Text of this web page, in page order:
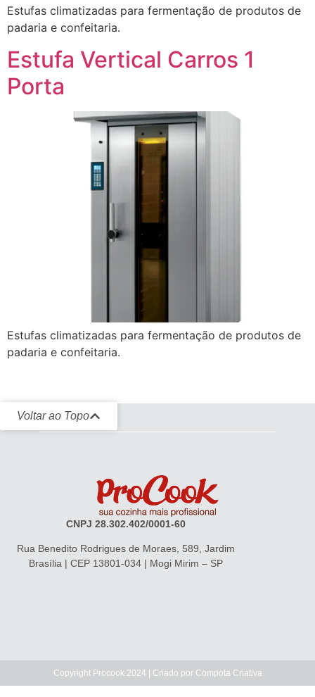
Estufas climatizadas para fermentação de produtos de
padaria e confeitaria.
Estufa Vertical Carros 1
Porta
Estufas climatizadas para fermentação de produtos de
padaria e confeitaria.
Voltar ao Topo
CNPJ 28.302.402/0001-60
Rua Benedito Rodrigues de Moraes, 589, Jardim
Brasília | CEP 13801-034 | Mogi Mirim – SP
Copyright Procook 2024 | Criado por Compota Criativa